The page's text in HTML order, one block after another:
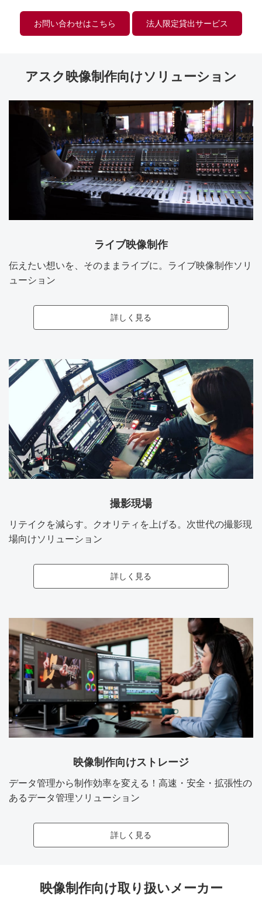
お問い合わせはこちら 法人限定貸出サービス
アスク映像制作向けソリューション
ライブ映像制作
伝えたい想いを、そのままライブに。ライブ映像制作ソリ
ューション
詳しく見る
撮影現場
リテイクを減らす。クオリティを上げる。次世代の撮影現
場向けソリューション
詳しく見る
映像制作向けストレージ
データ管理から制作効率を変える！高速・安全・拡張性の
あるデータ管理ソリューション
詳しく見る
映像制作向け取り扱いメーカー